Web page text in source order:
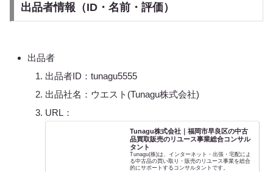
出品者情報（ID・名前・評価）
出品者
出品者ID：tunagu5555
出品社名：ウエスト(Tunagu株式会社)
URL：
Tunagu株式会社｜福岡市早良区の中古
品買取販売のリユース事業総合コンサル
タント
Tunagu(株)は、インターネット・出張・宅配によ
る中古品の買い取り・販売のリユース事業を総合
的にサポートするコンサルタントです。